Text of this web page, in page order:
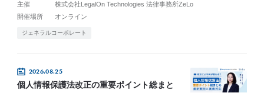
主催
株式会社LegalOn Technologies 法律事務所ZeLo
開催場所
オンライン
ジェネラルコーポレート
2026.08.25
個人情報保護法改正の重要ポイント総まと